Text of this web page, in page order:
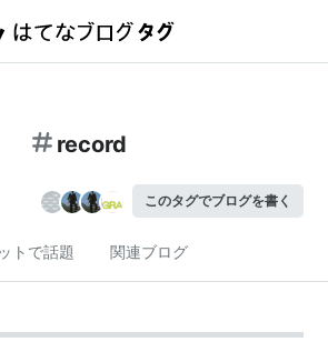
record
このタグでブログを書く
トで話題 関連ブログ